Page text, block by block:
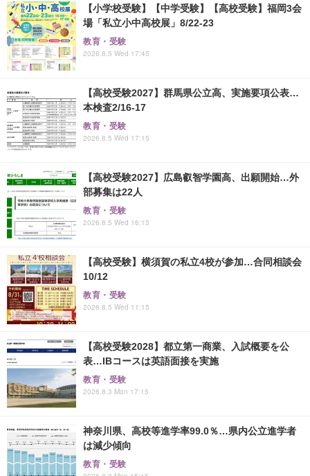
【小学校受験】【中学受験】【高校受験】福岡3会
場「私立小中高校展」8/22-23
教育・受験
2026.8.5 Wed 17:45
【高校受験2027】群馬県公立高、実施要項公表…
本検査2/16-17
教育・受験
2026.8.5 Wed 17:15
【高校受験2027】広島叡智学園高、出願開始…外
部募集は22人
教育・受験
2026.8.5 Wed 16:15
【高校受験】横須賀の私立4校が参加…合同相談会
10/12
教育・受験
2026.8.5 Wed 11:15
【高校受験2028】都立第一商業、入試概要を公
表…IBコースは英語面接を実施
教育・受験
2026.8.3 Mon 17:15
神奈川県、高校等進学率99.0％…県内公立進学者
は減少傾向
教育・受験